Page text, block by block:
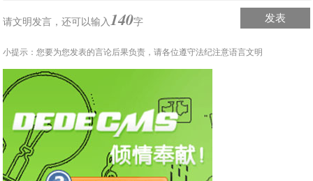
请文明发言，还可以输入 140字 发表
小提示：您要为您发表的言论后果负责，请各位遵守法纪注意语言文明